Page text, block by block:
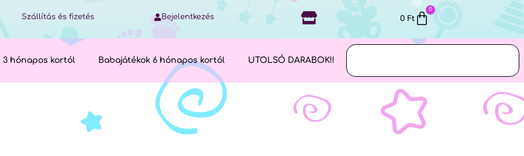
Szállítás és fizetés Bejelentkezés 0 Ft
0
3 hónapos kortól Babajátékok 6 hónapos kortól UTOLSÓ DARABOK!!